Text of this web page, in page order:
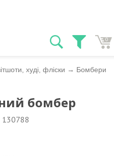
0
худі, фліски → Бомбери
бомбер
130788